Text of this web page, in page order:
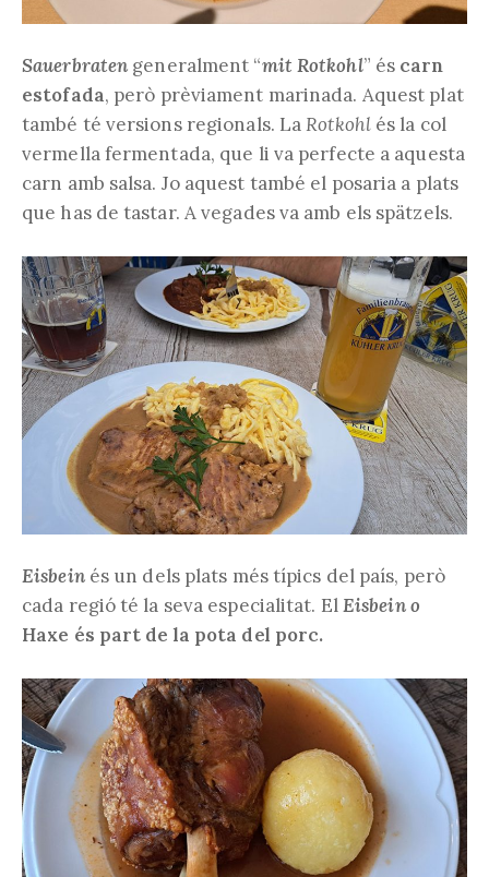
Sauerbraten generalment “mit Rotkohl” és carn
estofada, però prèviament marinada. Aquest plat
també té versions regionals. LaRotkohlés la col
vermella fermentada, que li va perfecte a aquesta
carn amb salsa. Jo aquest també el posaria a plats
que has de tastar. A vegades va amb els spätzels.
Eisbein és un dels plats més típics del país, però
cada regió té la seva especialitat. ElEisbein o
Haxe és part de la pota del porc.